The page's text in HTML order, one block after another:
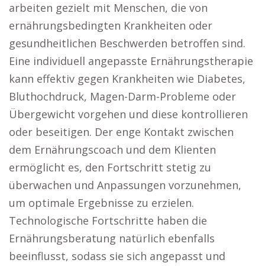
arbeiten gezielt mit Menschen, die von
ernährungsbedingten Krankheiten oder
gesundheitlichen Beschwerden betroffen sind.
Eine individuell angepasste Ernährungstherapie
kann effektiv gegen Krankheiten wie Diabetes,
Bluthochdruck, Magen-Darm-Probleme oder
Übergewicht vorgehen und diese kontrollieren
oder beseitigen. Der enge Kontakt zwischen
dem Ernährungscoach und dem Klienten
ermöglicht es, den Fortschritt stetig zu
überwachen und Anpassungen vorzunehmen,
um optimale Ergebnisse zu erzielen.
Technologische Fortschritte haben die
Ernährungsberatung natürlich ebenfalls
beeinflusst, sodass sie sich angepasst und